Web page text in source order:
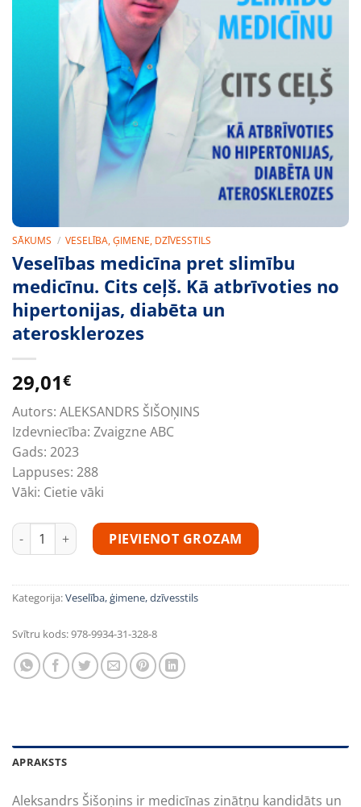
SĀKUMS / VESELĪBA, ĢIMENE, DZĪVESSTILS
Veselības medicīna pret slimību
medicīnu. Cits ceļš. Kā atbrīvoties no
hipertonijas, diabēta un
aterosklerozes
29,01€
Autors: ALEKSANDRS ŠIŠOŅINS
Izdevniecība: Zvaigzne ABC
Gads: 2023
Lappuses: 288
Vāki: Cietie vāki
Veselības medicīna pret slimību medicīnu. Cits ceļš. Kā
PIEVIENOT GROZAM
Kategorija:Veselība, ģimene, dzīvesstils
Svītru kods:978-9934-31-328-8
APRAKSTS
Aleksandrs Šišoņins ir medicīnas zinātņu kandidāts un